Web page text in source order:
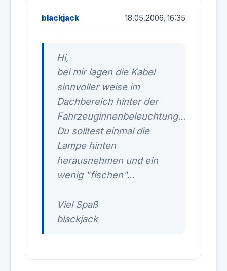
blackjack 18.05.2006, 16:35
Hi,
bei mir lagen die Kabel
sinnvoller weise im
Dachbereich hinter der
Fahrzeuginnenbeleuchtung...
Du solltest einmal die
Lampe hinten
herausnehmen und ein
wenig "fischen"...
Viel Spaß
blackjack